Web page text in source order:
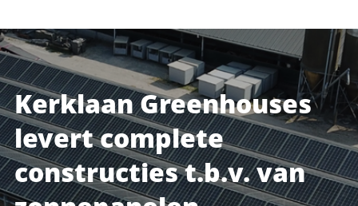
Kerklaan Greenhouses
levert complete
constructies t.b.v. van